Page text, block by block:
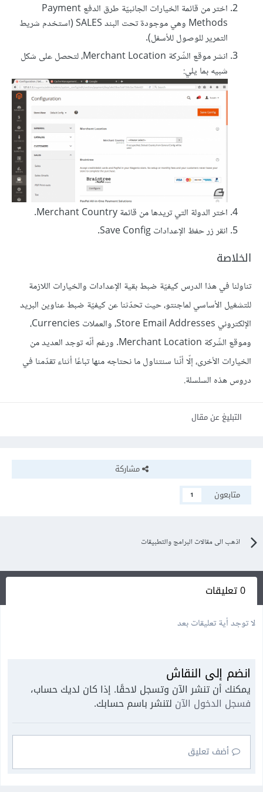
اختر من قائمة الخيارات الجانبيّة طرق الدفع Payment
Methods وهي موجودة تحت البند SALES (استخدم شريط
التمرير للوصول للأسفل).
انشر موقع الشّركة Merchant Location، لتحصل على شكل
شبيه بما يلي:
اختر الدولة التي تريدها من قائمة Merchant Country.
انقر زر حفظ الإعدادات Save Config.
الخلاصة
تناولنا في هذا الدرس كيفيّة ضبط بقية الإعدادات والخيارات اللازمة
للتشغيل الأساسي لماجنتو، حيث تحدّثنا عن كيفيّة ضبط عناوين البريد
الإلكتروني Store Email Addresses، والعملات Currencies،
وموقع الشّركة Merchant Location. ورغم أنّه توجد العديد من
الخيارات الأخرى، إلّا أنّنا سنتناول ما نحتاجه منها تباعًا أثناء تقدّمنا في
دروس هذه السلسلة.
التبليغ عن مقال
مشاركة
متابعون
1
اذهب الى مقالات البرامج والتطبيقات
0 تعليقات
لا توجد أية تعليقات بعد
انضم إلى النقاش
يمكنك أن تنشر الآن وتسجل لاحقًا. إذا كان لديك حساب،
فسجل الدخول الآن لتنشر باسم حسابك.
أضف تعليق